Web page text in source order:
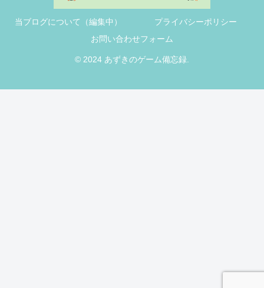
当ブログについて（編集中）
プライバシーポリシー
お問い合わせフォーム
© 2024 あずきのゲーム備忘録.